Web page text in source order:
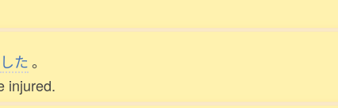
した。
injured.